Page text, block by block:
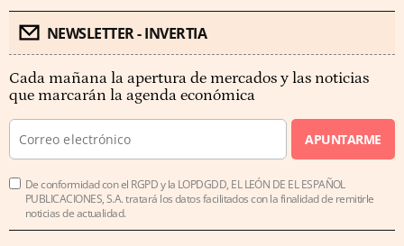
NEWSLETTER - INVERTIA
Cada mañana la apertura de mercados y las noticias
que marcarán la agenda económica
APUNTARME
De conformidad con el RGPD y la LOPDGDD, EL LEÓN DE EL ESPAÑOL
PUBLICACIONES, S.A. tratará los datos facilitados con la finalidad de remitirle
noticias de actualidad.